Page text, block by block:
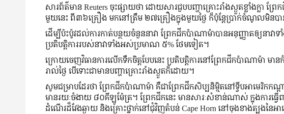
សារព័ត៌មាន Reuters ចុះផ្សាយថា ដោយសារជួបបញ្ហាគ្រោះរាំងស្ងួតខ្លាំងក្លា
មួយនេះ ពី៣៦គ្រឿង មកនៅត្រឹម ២៧គ្រឿងក្នុងមួយថ្ងៃ ក៏ប៉ុន្តែប្រាក់ចំណូលមិន
ដើម្បីប៉ះប៉ូវដល់ការកាត់បន្ថយចំនួននាវា ព្រែកជីកប៉ាណាម៉ាបានអនុញ្ញាតឲ្យនា
ប្រតិបត្តិការរបស់នាវាទាំងអស់ប្រមាណ ៥% ថែមទៀត។
ក្រោយចេញវិធានការលើកទឹកចិត្តបែបនេះ ប្រតិបត្តិការនៅព្រែកជីកប៉ាណាម៉ា
រាល់ថ្ងៃ បើទោះជាមានបញ្ហាគ្រោះរាំងស្ងួតក៏ដោយ។
សូមជម្រាបដែរថា ព្រែកជីកប៉ាណាម៉ា គឺជាព្រែកជីកសិប្បនិម្មិតនៅទ្វីបអាមេរិ
មានរយៈចំងាយ ៨០គីឡូម៉ែត្រ។ ព្រែកជីកនេះ មានសារៈសំខាន់ណាស់ ក្នុងការធ្វើព
ដំណើរដ៏វែងឆ្ងាយ និងគ្រោះថ្នាក់នៅជុំវិញតំបន់ Cape Horn នៅចុងខាងត្បូងនៃអ